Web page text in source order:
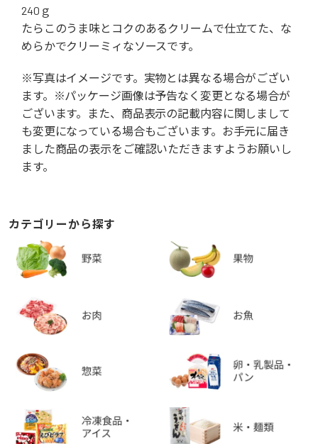
240ｇ
たらこのうま味とコクのあるクリームで仕立てた、な
めらかでクリーミィなソースです。
※写真はイメージです。実物とは異なる場合がござい
ます。※パッケージ画像は予告なく変更となる場合が
ございます。また、商品表示の記載内容に関しまして
も変更になっている場合もございます。お手元に届き
ました商品の表示をご確認いただきますようお願いし
ます。
カテゴリーから探す